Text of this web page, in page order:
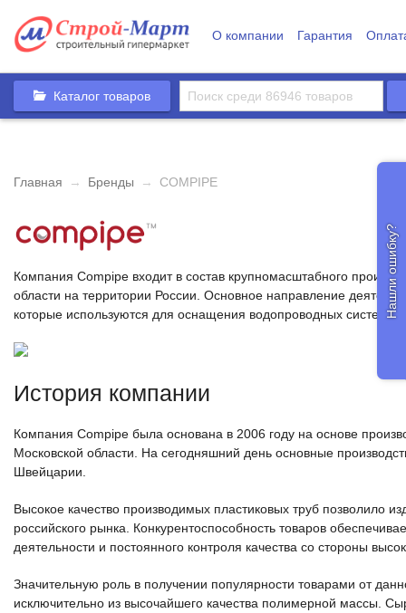
О компании Гарантия
Каталог товаров
Главная → Бренды → COMPIPE
Компания Compipe входит в состав крупномасштабного
области на территории России. Основное направление
которые используются для оснащения водопроводных систем,
История компании
Компания Compipe была основана в 2006 году на основе
Московской области. На сегодняшний день основные
Швейцарии.
Высокое качество производимых пластиковых труб позволило
российского рынка. Конкурентоспособность товаров
деятельности и постоянного контроля качества со стороны
Значительную роль в получении популярности товарами от
исключительно из высочайшего качества полимерной массы.
Нашли ошибку?